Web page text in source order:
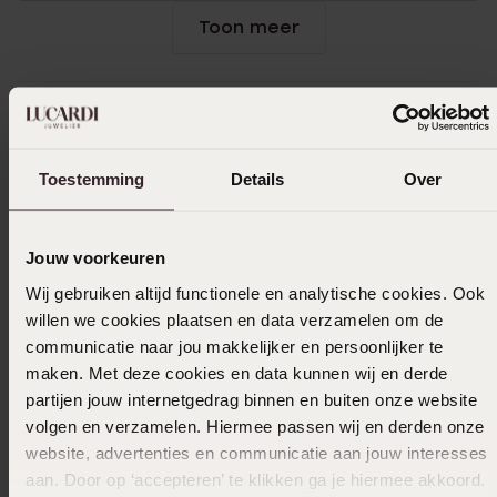
Toestemming Details Over
Jouw voorkeuren
Wij gebruiken altijd functionele en analytische cookies. Ook
willen we cookies plaatsen en data verzamelen om de
communicatie naar jou makkelijker en persoonlijker te
maken. Met deze cookies en data kunnen wij en derde
partijen jouw internetgedrag binnen en buiten onze website
volgen en verzamelen. Hiermee passen wij en derden onze
website, advertenties en communicatie aan jouw interesses
aan. Door op ‘accepteren’ te klikken ga je hiermee akkoord.
Toon meer
Ook leuk voor jou